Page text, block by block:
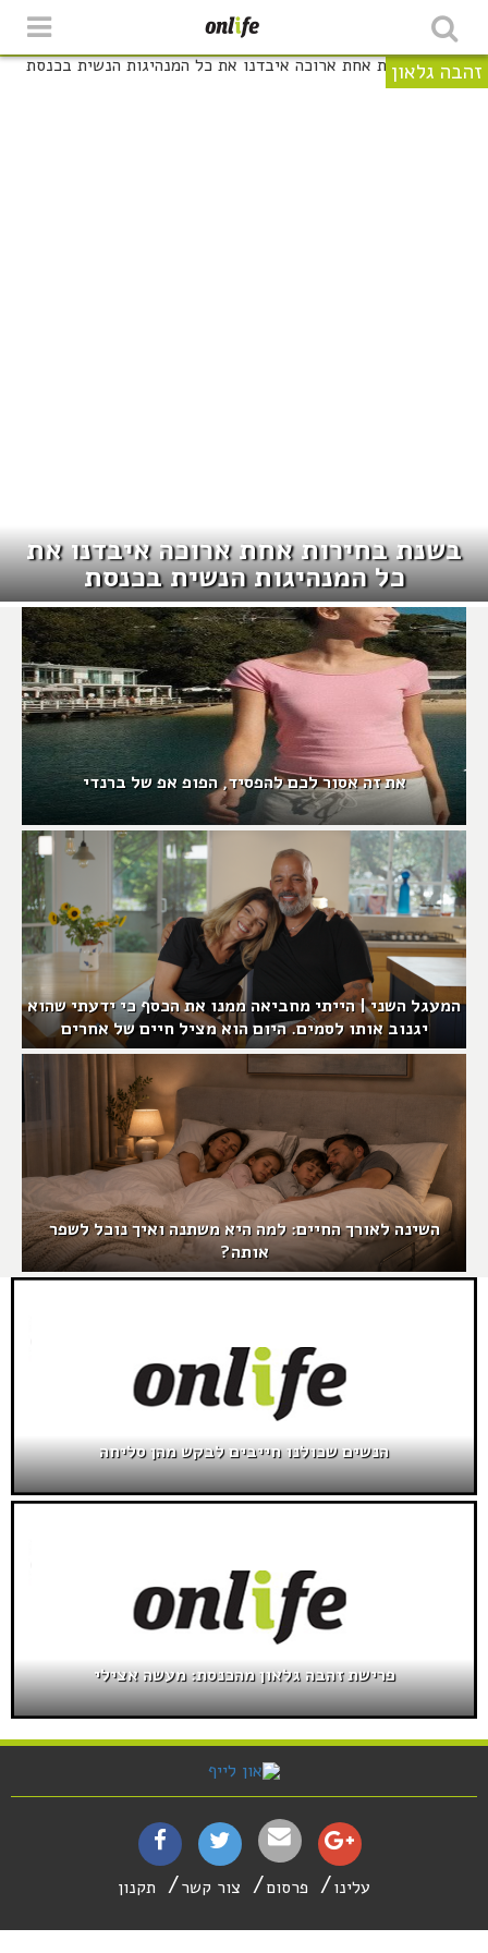
זהבה גלאון
בשנת בחירות אחת ארוכה איבדנו את
כל המנהיגות הנשית בכנסת
את זה אסור לכם להפסיד, הפופ אפ של ברנדי
המעגל השני | הייתי מחביאה ממנו את הכסף כי ידעתי שהוא
יגנוב אותו לסמים. היום הוא מציל חיים של אחרים
השינה לאורך החיים: למה היא משתנה ואיך נוכל לשפר
אותה?
הנשים שכולנו חייבים לבקש מהן סליחה
פרישת זהבה גלאון מהכנסת: מעשה אצילי
עלינו פרסום צור קשר תקנון